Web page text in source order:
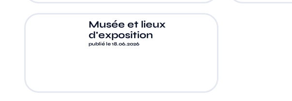
Musée et lieux
d'exposition
publié le 18.06.2026